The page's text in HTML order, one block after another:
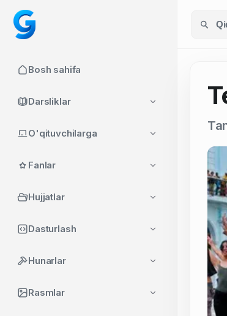
Bosh sahifa
Darsliklar
O'qituvchilarga
Fanlar
Hujjatlar
Dasturlash
Hunarlar
Rasmlar